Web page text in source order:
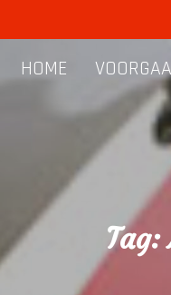
HOME
Tag: